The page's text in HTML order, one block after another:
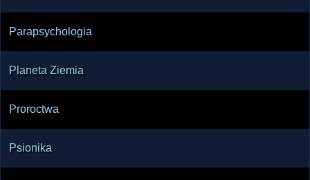
Parapsychologia
Planeta Ziemia
Proroctwa
Psionika